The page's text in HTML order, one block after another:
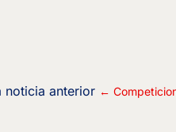
←